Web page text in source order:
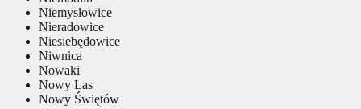
Niemysłowice
Nieradowice
Niesiebędowice
Niwnica
Nowaki
Nowy Las
Nowy Świętów